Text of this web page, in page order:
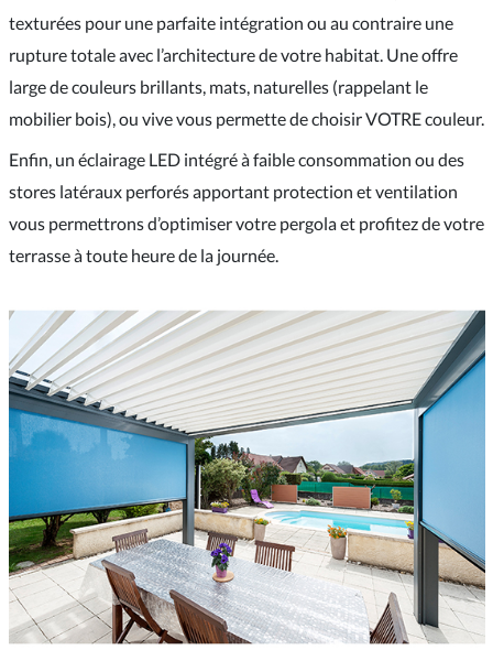
texturées pour une parfaite intégration ou au contraire une
rupture totale avec l’architecture de votre habitat. Une offre
large de couleurs brillants, mats, naturelles (rappelant le
mobilier bois), ou vive vous permette de choisir VOTRE couleur.
Enfin, un éclairage LED intégré à faible consommation ou des
stores latéraux perforés apportant protection et ventilation
vous permettrons d’optimiser votre pergola et profitez de votre
terrasse à toute heure de la journée.